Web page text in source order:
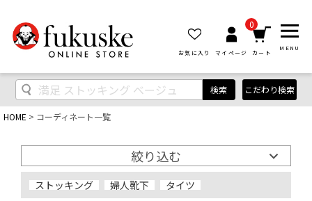
お気に入り マイページ
0
カート
MENU
検索 こだわり検索
HOME コーディネート一覧
絞り込む
ストッキング 婦人靴下 タイツ